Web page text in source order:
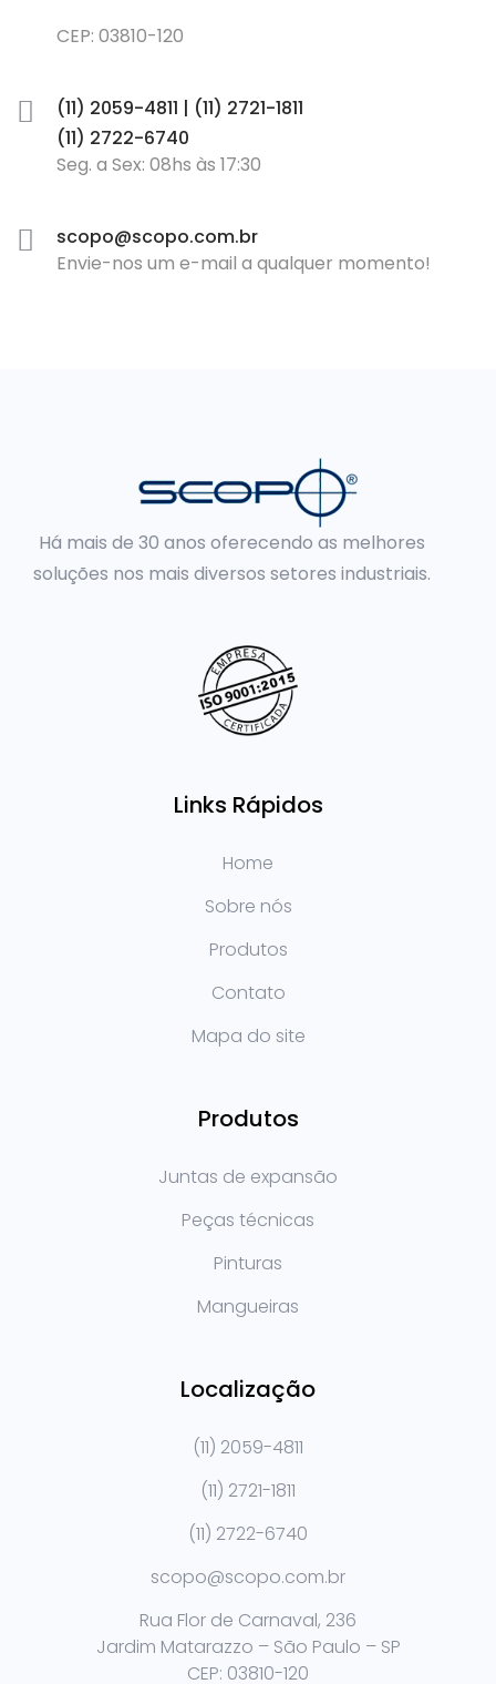
CEP: 03810-120
(11) 2059-4811 | (11) 2721-1811
(11) 2722-6740
Seg. a Sex: 08hs às 17:30
scopo@scopo.com.br
Envie-nos um e-mail a qualquer momento!
Há mais de 30 anos oferecendo as melhores
soluções nos mais diversos setores industriais.
Links Rápidos
Home
Sobre nós
Produtos
Contato
Mapa do site
Produtos
Juntas de expansão
Peças técnicas
Pinturas
Mangueiras
Localização
(11) 2059-4811
(11) 2721-1811
(11) 2722-6740
scopo@scopo.com.br
Rua Flor de Carnaval, 236
Jardim Matarazzo – São Paulo – SP
CEP: 03810-120